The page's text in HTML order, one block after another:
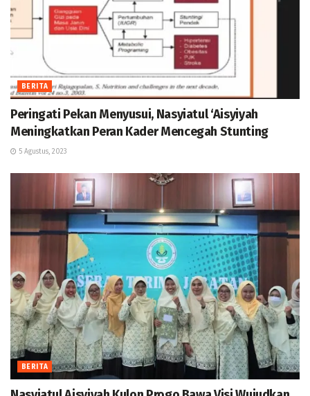
BERITA
Peringati Pekan Menyusui, Nasyiatul ‘Aisyiyah
Meningkatkan Peran Kader Mencegah Stunting
5 Agustus, 2023
BERITA